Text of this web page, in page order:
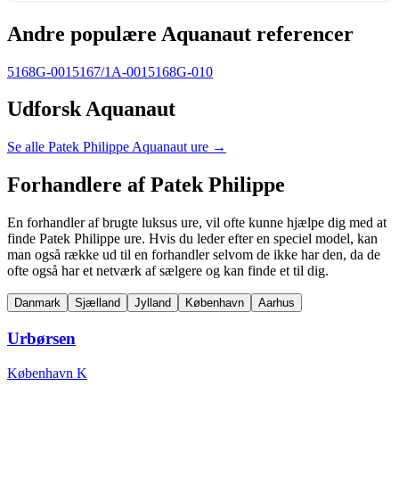
Andre populære Aquanaut referencer
5168G-001 5167/1A-001 5168G-010
Udforsk Aquanaut
Se alle Patek Philippe Aquanaut ure →
Forhandlere af Patek Philippe
En forhandler af brugte luksus ure, vil ofte kunne hjælpe dig med at
finde Patek Philippe ure. Hvis du leder efter en speciel model, kan
man også række ud til en forhandler selvom de ikke har den, da de
ofte også har et netværk af sælgere og kan finde et til dig.
Danmark Sjælland Jylland København Aarhus
Urbørsen
København K